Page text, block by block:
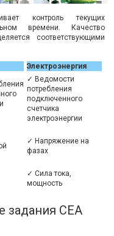
контроль текущих
времени. Качество
соответствующими
Электроэнергия
✓ Ведомости
потребления
подключенного
счетчика
электроэнергии
✓ Напряжение на
фазах
✓ Сила тока,
мощность
задания СЕА